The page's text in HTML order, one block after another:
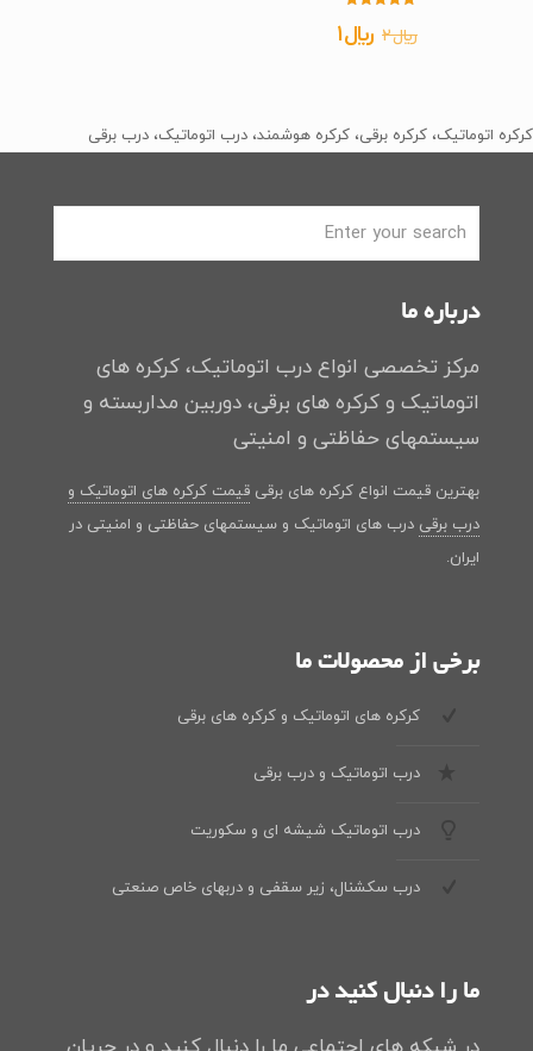
5.00
از 5 ﷼2 قیمت
بود.
﷼1
است.
کرکره اتوماتیک، کرکره برقی، کرکره هوشمند، درب اتوماتیک، درب برقی
درباره ما
مرکز تخصصی انواع درب اتوماتیک، کرکره های
اتوماتیک و کرکره های برقی، دوربین مداربسته و
سیستمهای حفاظتی و امنیتی
بهترین قیمت انواع کرکره های برقی قیمت کرکره های اتوماتیک و
درب برقی درب های اتوماتیک و سیستمهای حفاظتی و امنیتی در
ایران.
برخی از محصولات ما
کرکره های اتوماتیک و کرکره های برقی
درب اتوماتیک و درب برقی
درب اتوماتیک شیشه ای و سکوریت
درب سکشنال، زیر سقفی و دربهای خاص صنعتی
ما را دنبال کنید در